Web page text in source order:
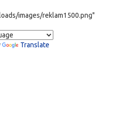
images/reklam1500.png"
Translate